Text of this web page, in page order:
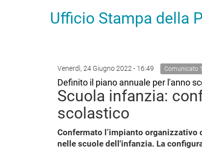
Ufficio Stampa della
Venerdì, 24 Giugno 2022 - 16:49 Comunicato
Definito il piano annuale per l'anno
Scuola infanzia:
scolastico
Confermato l’impianto organizzativo
nelle scuole dell'infanzia. La